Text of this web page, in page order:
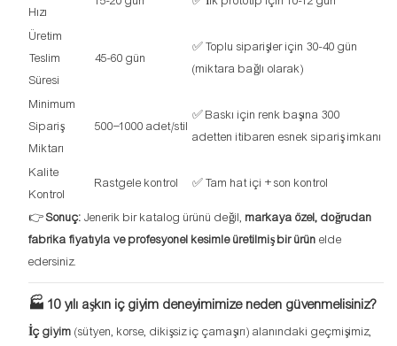
Hızı
Üretim
Teslim
Süresi
45-60 gün
✅ Toplu siparişler için 30-40 gün
(miktara bağlı olarak)
Minimum
Sipariş
Miktarı
500–1000 adet/stil
✅ Baskı için renk başına 300
adetten itibaren esnek sipariş imkanı
Kalite
Kontrol
Rastgele kontrol ✅ Tam hat içi + son kontrol
👉Sonuç: Jenerik bir katalog ürünü değil, markaya özel, doğrudan
fabrika fiyatıyla ve profesyonel kesimle üretilmiş bir ürün elde
edersiniz.
🏭 10 yılı aşkın iç giyim deneyimimize neden güvenmelisiniz?
İç giyim (sütyen, korse, dikişsiz iç çamaşırı) alanındaki geçmişimiz,